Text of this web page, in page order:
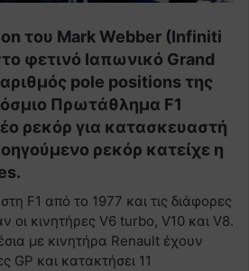
του Mark Webber (Infiniti
φετινό Ιαπωνικό Grand
pole positions της
Πρωτάθλημα F1
ρεκόρ για κατασκευαστή
ρεκόρ κατείχε η
F1 από το 1977 και τις διάφορες
οι κινητήρες V6 turbo, V10 και V8.
με κινητήρα Renault έχουν
GP και κατακτήσει 11